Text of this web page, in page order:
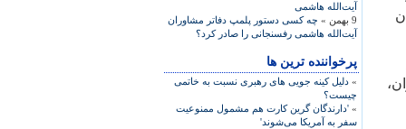
آیت‌الله هاشمی
9 بهمن »
چه کسی دستور پلمپ دفاتر مشاوران
آیت‌الله هاشمی رفسنجانی را صادر کرد؟
پرخواننده ترین ها
» دلیل کینه جویی های رهبری نسبت به خاتمی
چیست؟
» 'دارندگان گرین کارت هم مشمول ممنوعیت
سفر به آمریکا می‌شوند'